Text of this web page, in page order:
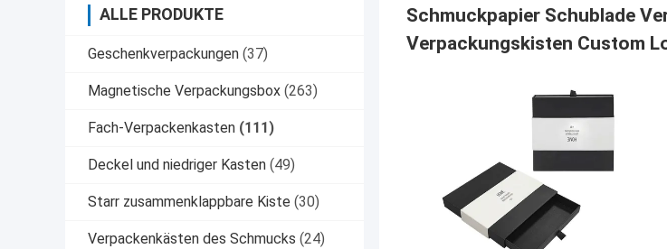
ALLE PRODUKTE
Geschenkverpackungen (37)
Magnetische Verpackungsbox (263)
Fach-Verpackenkasten (111)
Deckel und niedriger Kasten (49)
Starr zusammenklappbare Kiste (30)
Verpackenkästen des Schmucks (24)
Schmuckpapier Schublade
Verpackungskisten Custom